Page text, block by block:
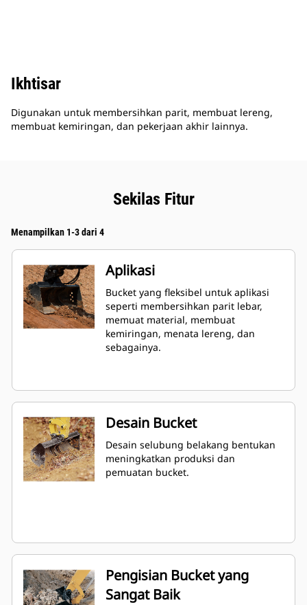
Ikhtisar
Digunakan untuk membersihkan parit, membuat lereng,
membuat kemiringan, dan pekerjaan akhir lainnya.
Sekilas Fitur
Menampilkan 1-3 dari 4
Aplikasi
Bucket yang fleksibel untuk aplikasi
seperti membersihkan parit lebar,
memuat material, membuat
kemiringan, menata lereng, dan
sebagainya.
Desain Bucket
Desain selubung belakang bentukan
meningkatkan produksi dan
pemuatan bucket.
Pengisian Bucket yang
Sangat Baik